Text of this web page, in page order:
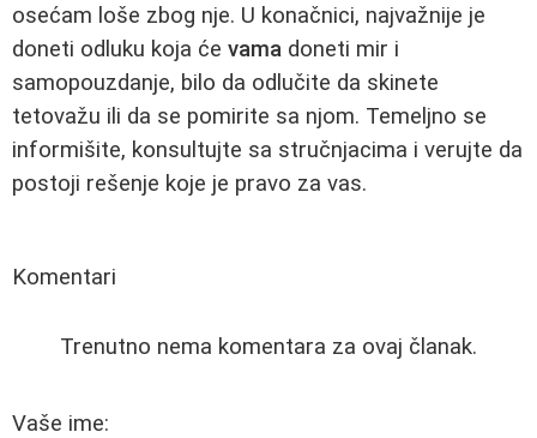
osećam loše zbog nje. U konačnici, najvažnije je
doneti odluku koja će vama doneti mir i
samopouzdanje, bilo da odlučite da skinete
tetovažu ili da se pomirite sa njom. Temeljno se
informišite, konsultujte sa stručnjacima i verujte da
postoji rešenje koje je pravo za vas.
Komentari
Trenutno nema komentara za ovaj članak.
Vaše ime: